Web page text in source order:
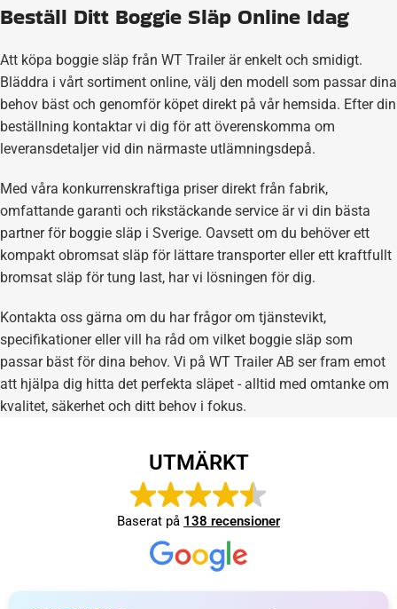
Beställ Ditt Boggie Släp Online Idag
Att köpa boggie släp från WT Trailer är enkelt och smidigt.
Bläddra i vårt sortiment online, välj den modell som passar dina
behov bäst och genomför köpet direkt på vår hemsida. Efter din
beställning kontaktar vi dig för att överenskomma om
leveransdetaljer vid din närmaste utlämningsdepå.
Med våra konkurrenskraftiga priser direkt från fabrik,
omfattande garanti och rikstäckande service är vi din bästa
partner för boggie släp i Sverige. Oavsett om du behöver ett
kompakt obromsat släp för lättare transporter eller ett kraftfullt
bromsat släp för tung last, har vi lösningen för dig.
Kontakta oss gärna om du har frågor om tjänstevikt,
specifikationer eller vill ha råd om vilket boggie släp som
passar bäst för dina behov. Vi på WT Trailer AB ser fram emot
att hjälpa dig hitta det perfekta släpet - alltid med omtanke om
kvalitet, säkerhet och ditt behov i fokus.
UTMÄRKT
Baserat på 138 recensioner